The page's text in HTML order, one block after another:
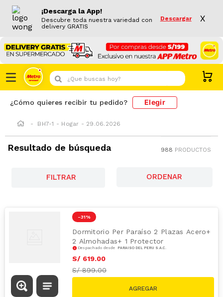
¡Descarga la App!
Descubre toda nuestra variedad con
delivery GRATIS
Descargar X
¿Que buscas hoy?
¿Cómo quieres recibir tu pedido? Elegir
BH7-1 - Hogar - 29.06.2026
Resultado de búsqueda 988 PRODUCTOS
FILTRAR
-31 %
Dormitorio Per Paraíso 2 Plazas Acero+
2 Almohadas+ 1 Protector
Despachado desde PARAÍSO DEL PERÚ S.A.C.
S/ 619.00
S/899.00